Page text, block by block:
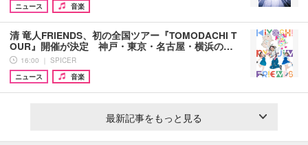
ニュース
音楽
清 竜人FRIENDS、初の全国ツアー『TOMODACHI T
OUR』開催が決定 神戸・東京・名古屋・横浜の…
16:00 ｜ SPICER
ニュース
音楽
最新記事をもっと見る